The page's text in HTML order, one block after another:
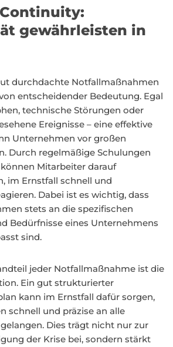
gewährleisten in
durchdachte Notfallmaßnahmen
entscheidender Bedeutung. Egal
technische Störungen oder
Ereignisse – eine effektive
Unternehmen vor großen
Durch regelmäßige Schulungen
Mitarbeiter darauf
im Ernstfall schnell und
Dabei ist es wichtig, dass
stets an die spezifischen
Bedürfnisse eines Unternehmens
sind.
jeder Notfallmaßnahme ist die
Ein gut strukturierter
kann im Ernstfall dafür sorgen,
schnell und präzise an alle
Dies trägt nicht nur zur
der Krise bei, sondern stärkt